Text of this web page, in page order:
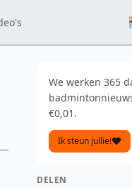
We werken 365
€0,01.
Ik steun jullie!
DELEN